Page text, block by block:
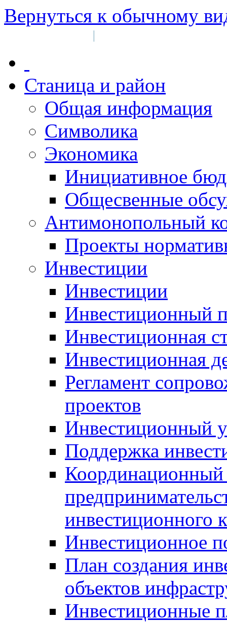
Вернуться к обычному
|
Станица и район
Общая информация
Символика
Экономика
Инициативное
Общесвенные
Антимонопольный
Проекты
Инвестиции
Инвестиции
Инвестиционный
Инвестиционная
Инвестиционная
Регламент
проектов
Инвестиционный
Поддержка
Координационный
инвестиционного
Инвестиционное
План создания
объектов
Инвестиционные